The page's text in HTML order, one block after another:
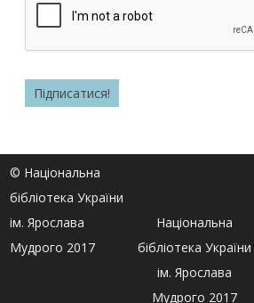
© Національна
бібліотека України
ім. Ярослава
Мудрого 2017
Національна
бібліотека України
ім. Ярослава
Мудрого 2017